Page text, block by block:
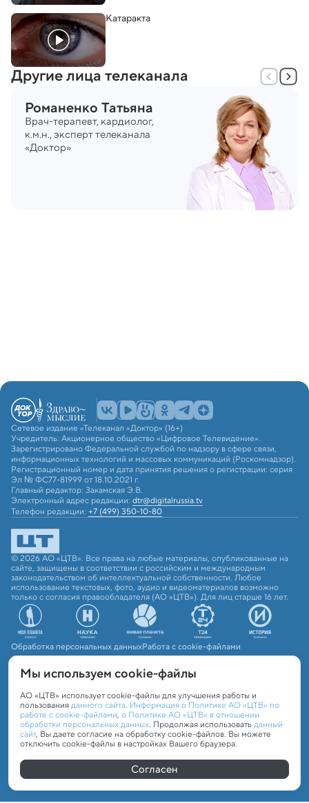
Катаракта
Другие лица телеканала
Романенко Татьяна
Врач-терапевт, кардиолог,
к.м.н., эксперт телеканала
«Доктор»
Сетевое издание «Телеканал «Доктор» (16+)
Учредитель: Акционерное общество «Цифровое Телевидение».
Зарегистрировано Федеральной службой по надзору в сфере связи,
информационных технологий и массовых коммуникаций (Роскомнадзор).
Регистрационный номер и дата принятия решения о регистрации: серия
Эл № ФС77-81999 от 18.10.2021 г.
Главный редактор: Закамская Э.В.
Электронный адрес редакции: dtr@digitalrussia.tv
Телефон редакции: +7 (499) 350-10-80
© 2026 АО «ЦТВ». Все права на любые материалы, опубликованные на
сайте, защищены в соответствии с российским и международным
законодательством об интеллектуальной собственности. Любое
использование текстовых, фото, аудио и видеоматериалов возможно
только с согласия правообладателя (АО «ЦТВ»). Для лиц старше 16 лет.
Обработка персональных данныхРабота с cookie-файлами
Мы используем сookie-файлы
АО «ЦТВ» использует cookie-файлы для улучшения работы и
пользованияданного сайта. Информация о Политике АО «ЦТВ» по
работе с cookie-файлами, о Политике АО «ЦТВ» в отношении
обработки персональных данных. Продолжая использоватьданный
сайт, Вы даете согласие на обработку cookie-файлов. Вы можете
отключить cookie-файлы в настройках Вашего браузера.
Согласен